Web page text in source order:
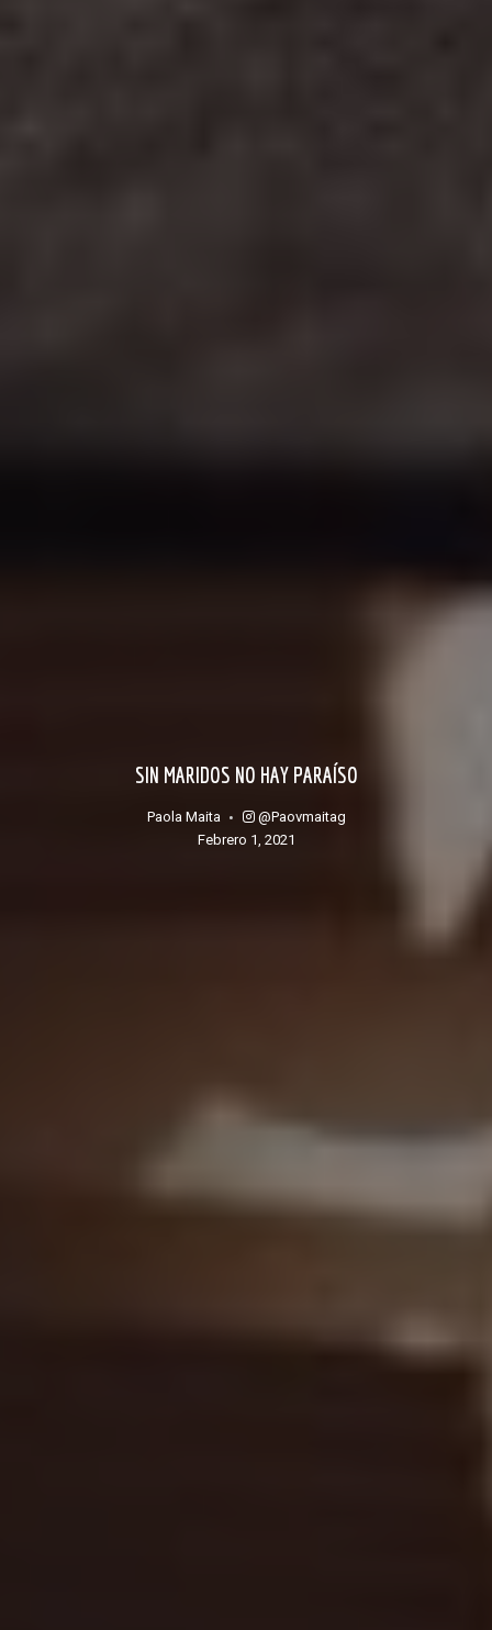
SIN MARIDOS NO HAY PARAÍSO
Paola Maita
@paovmaitag
febrero 1, 2021